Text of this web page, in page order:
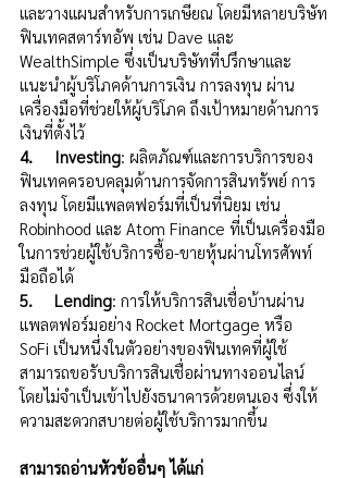
และวางแผนสำหรับการเกษียณ โดยมีหลายบริษัท
ฟินเทคสตาร์ทอัพ เช่น Dave และ
WealthSimple ซึ่งเป็นบริษัทที่ปรึกษาและ
แนะนำผู้บริโภคด้านการเงิน การลงทุน ผ่าน
เครื่องมือที่ช่วยให้ผู้บริโภค ถึงเป้าหมายด้านการ
เงินที่ตั้งไว้
4.     Investing: ผลิตภัณฑ์และการบริการของ
ฟินเทคครอบคลุมด้านการจัดการสินทรัพย์ การ
ลงทุน โดยมีแพลตฟอร์มที่เป็นที่นิยม เช่น
Robinhood และ Atom Finance ที่เป็นเครื่องมือ
ในการช่วยผู้ใช้บริการซื้อ-ขายหุ้นผ่านโทรศัพท์
มือถือได้
5.     Lending: การให้บริการสินเชื่อบ้านผ่าน
แพลตฟอร์มอย่าง Rocket Mortgage หรือ
SoFi เป็นหนึ่งในตัวอย่างของฟินเทคที่ผู้ใช้
สามารถขอรับบริการสินเชื่อผ่านทางออนไลน์
โดยไม่จำเป็นเข้าไปยังธนาคารด้วยตนเอง ซึ่งให้
ความสะดวกสบายต่อผู้ใช้บริการมากขึ้น
สามารถอ่านหัวข้ออื่นๆ ได้แก่